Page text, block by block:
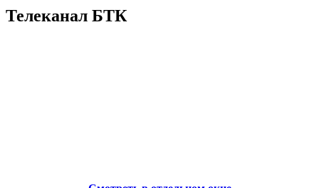
Телеканал БТК